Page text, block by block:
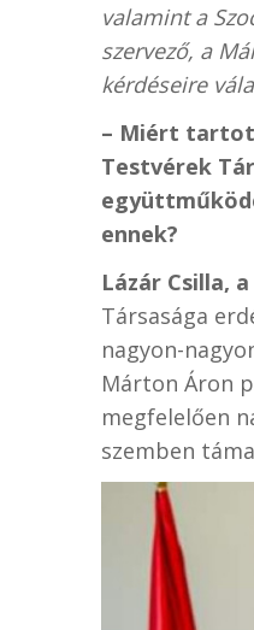
valamint a
szervező, a
kérdéseire
– Miért
Testvérek
ennek?
Lázár Csilla,
Társasága
nagyon-
Márton Áron
megfelelően
szemben